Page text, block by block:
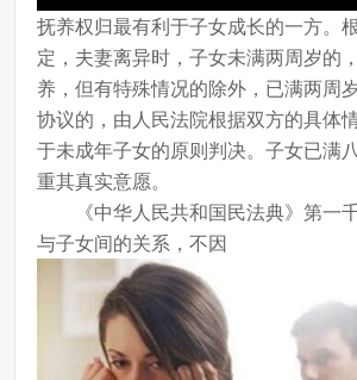
抚养权归最有利于子女成长的一方。
定，夫妻离异时，子女未满两周岁的
养，但有特殊情况的除外，已满两周
协议的，由人民法院根据双方的具体
于未成年子女的原则判决。子女已满
重其真实意愿。
《中华人民共和国民法典》第一
与子女间的关系，不因